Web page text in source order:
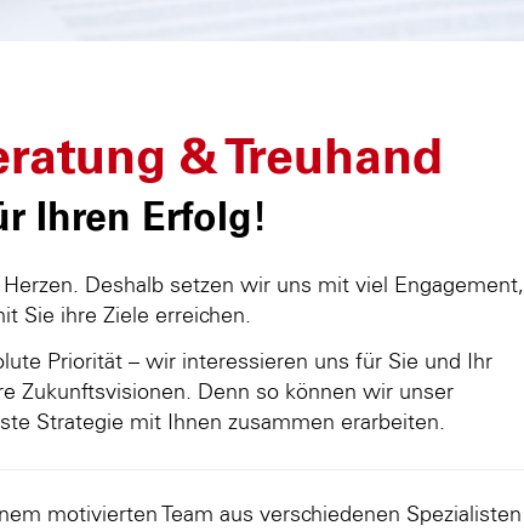
& Treuhand
Ihren Erfolg!
Deshalb setzen wir uns mit viel Engagement,
Sie ihre Ziele erreichen.
Priorität – wir interessieren uns für Sie und Ihr
Zukunftsvisionen. Denn so können wir unser
Strategie mit Ihnen zusammen erarbeiten.
motivierten Team aus verschiedenen Spezialisten